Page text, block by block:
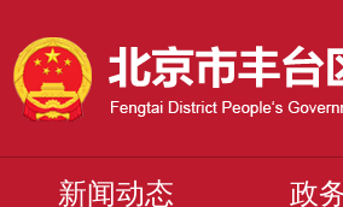
新闻动态 政